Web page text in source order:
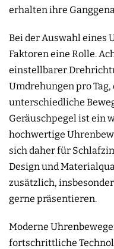
erhalten ihre
Bei der Auswahl eines
Faktoren eine Rolle.
einstellbarer
Umdrehungen pro
unterschiedliche
Geräuschpegel ist ein
hochwertige
sich daher für
Design und
zusätzlich,
gerne präsentieren.
Moderne
fortschrittliche